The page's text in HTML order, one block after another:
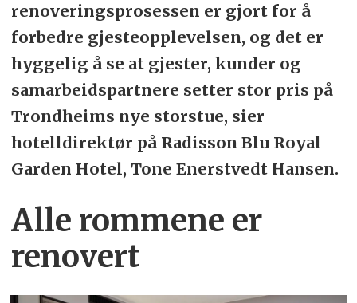
renoveringsprosessen er gjort for å
forbedre gjesteopplevelsen, og det er
hyggelig å se at gjester, kunder og
samarbeidspartnere setter stor pris på
Trondheims nye storstue, sier
hotelldirektør på Radisson Blu Royal
Garden Hotel, Tone Enerstvedt Hansen.
Alle rommene er
renovert